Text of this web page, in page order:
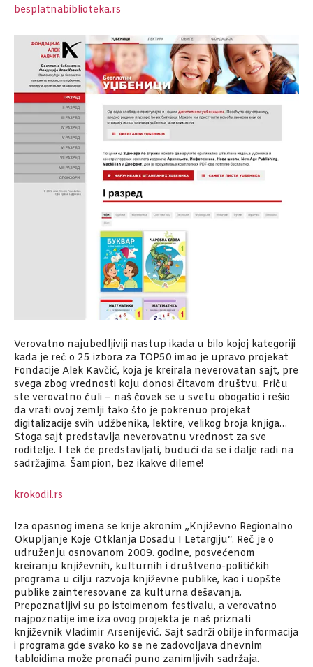
besplatnabiblioteka.rs
Verovatno najubedljiviji nastup ikada u bilo kojoj kategoriji
kada je reč o 25 izbora za TOP50 imao je upravo projekat
Fondacije Alek Kavčić, koja je kreirala neverovatan sajt, pre
svega zbog vrednosti koju donosi čitavom društvu. Priču
ste verovatno čuli – naš čovek se u svetu obogatio i rešio
da vrati ovoj zemlji tako što je pokrenuo projekat
digitalizacije svih udžbenika, lektire, velikog broja knjiga…
Stoga sajt predstavlja neverovatnu vrednost za sve
roditelje. I tek će predstavljati, budući da se i dalje radi na
sadržajima. Šampion, bez ikakve dileme!
krokodil.rs
Iza opasnog imena se krije akronim „Književno Regionalno
Okupljanje Koje Otklanja Dosadu I Letargiju“. Reč je o
udruženju osnovanom 2009. godine, posvećenom
kreiranju književnih, kulturnih i društveno-političkih
programa u cilju razvoja književne publike, kao i uopšte
publike zainteresovane za kulturna dešavanja.
Prepoznatljivi su po istoimenom festivalu, a verovatno
najpoznatije ime iza ovog projekta je naš priznati
književnik Vladimir Arsenijević. Sajt sadrži obilje informacija
i programa gde svako ko se ne zadovoljava dnevnim
tabloidima može pronaći puno zanimljivih sadržaja.